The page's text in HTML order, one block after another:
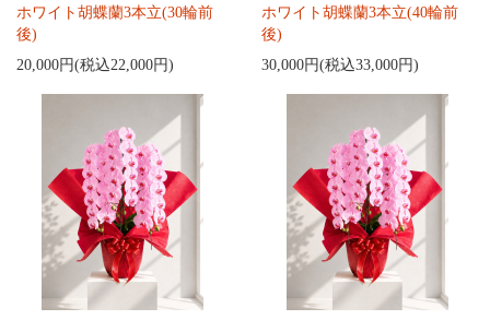
ホワイト胡蝶蘭3本立(30輪前
後)
20,000円(税込22,000円)
ホワイト胡蝶蘭3本立(40輪前
後)
30,000円(税込33,000円)